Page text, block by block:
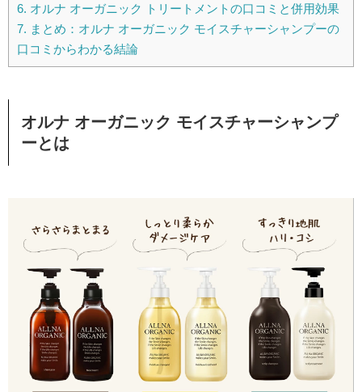
6. オルナ オーガニック トリートメントの口コミと併用効果
7. まとめ：オルナ オーガニック モイスチャーシャンプーの
口コミからわかる結論
オルナ オーガニック モイスチャーシャンプ
ーとは